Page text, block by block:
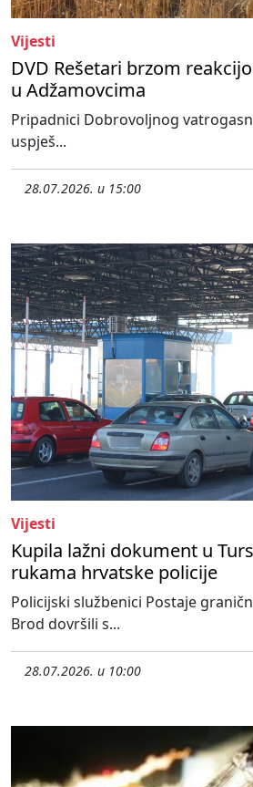
Vijesti
DVD Rešetari brzom
u Adžamovcima
Pripadnici Dobrovoljnog
uspješ...
28.07.2026. u 15:00
Vijesti
Kupila lažni dokument u
rukama hrvatske policije
Policijski službenici Postaje
Brod dovršili s...
28.07.2026. u 10:00